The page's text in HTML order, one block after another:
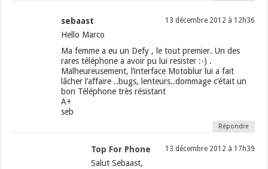
sebaast 13 décembre 2012 à 12h36
Hello Marco
Ma femme a eu un Defy , le tout premier. Un des
rares téléphone a avoir pu lui resister :-) .
Malheureusement, l’interface Motoblur lui a fait
lâcher l’affaire ..bugs, lenteurs..dommage c’était un
bon Téléphone très résistant
A+
seb
Répondre
Top For Phone 13 décembre 2012 à 17h39
Salut Sebaast,